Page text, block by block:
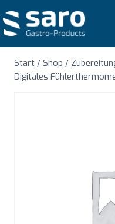
Inhalt
springen
Start / Shop /
Digitales